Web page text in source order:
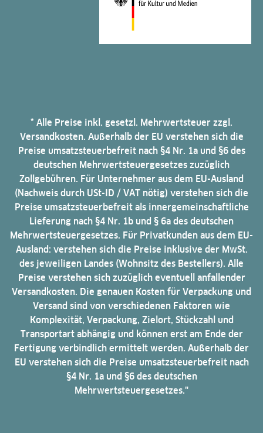
* Alle Preise inkl. gesetzl. Mehrwertsteuer zzgl.
Versandkosten. Außerhalb der EU verstehen sich die
Preise umsatzsteuerbefreit nach §4 Nr. 1a und §6 des
deutschen Mehrwertsteuergesetzes zuzüglich
Zollgebühren. Für Unternehmer aus dem EU-Ausland
(Nachweis durch USt-ID / VAT nötig) verstehen sich die
Preise umsatzsteuerbefreit als innergemeinschaftliche
Lieferung nach §4 Nr. 1b und § 6a des deutschen
Mehrwertsteuergesetzes. Für Privatkunden aus dem EU-
Ausland: verstehen sich die Preise inklusive der MwSt.
des jeweiligen Landes (Wohnsitz des Bestellers). Alle
Preise verstehen sich zuzüglich eventuell anfallender
Versandkosten. Die genauen Kosten für Verpackung und
Versand sind von verschiedenen Faktoren wie
Komplexität, Verpackung, Zielort, Stückzahl und
Transportart abhängig und können erst am Ende der
Fertigung verbindlich ermittelt werden. Außerhalb der
EU verstehen sich die Preise umsatzsteuerbefreit nach
§4 Nr. 1a und §6 des deutschen
Mehrwertsteuergesetzes."